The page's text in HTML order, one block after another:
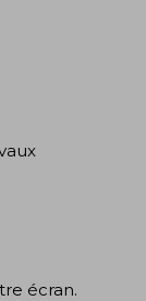
écran.